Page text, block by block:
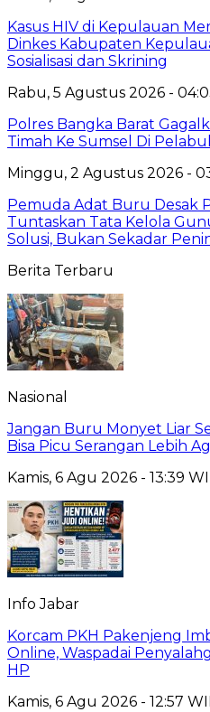
Kasus HIV di Kepulauan
Dinkes Kabupaten
Sosialisasi dan Skrining
Rabu, 5 Agustus 2026 -
Polres Bangka Barat
Timah Ke Sumsel Di
Minggu, 2 Agustus 2026 -
Pemuda Adat Buru Desak
Tuntaskan Tata Kelola
Solusi, Bukan Sekadar
Berita Terbaru
Nasional
Jangan Buru Monyet Liar
Bisa Picu Serangan Lebih
Kamis, 6 Agu 2026 - 13:39
Info Jabar
Korcam PKH Pakenjeng
Online, Waspadai
HP
Kamis, 6 Agu 2026 - 12:57